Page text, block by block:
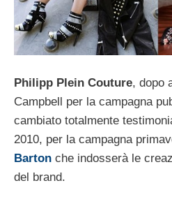
Philipp Plein Couture, dopo
Campbell per la campagna
cambiato totalmente
2010, per la campagna
Barton che indosserà le
del brand.